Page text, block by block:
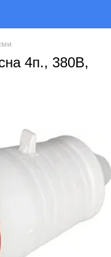
4п., 380В,